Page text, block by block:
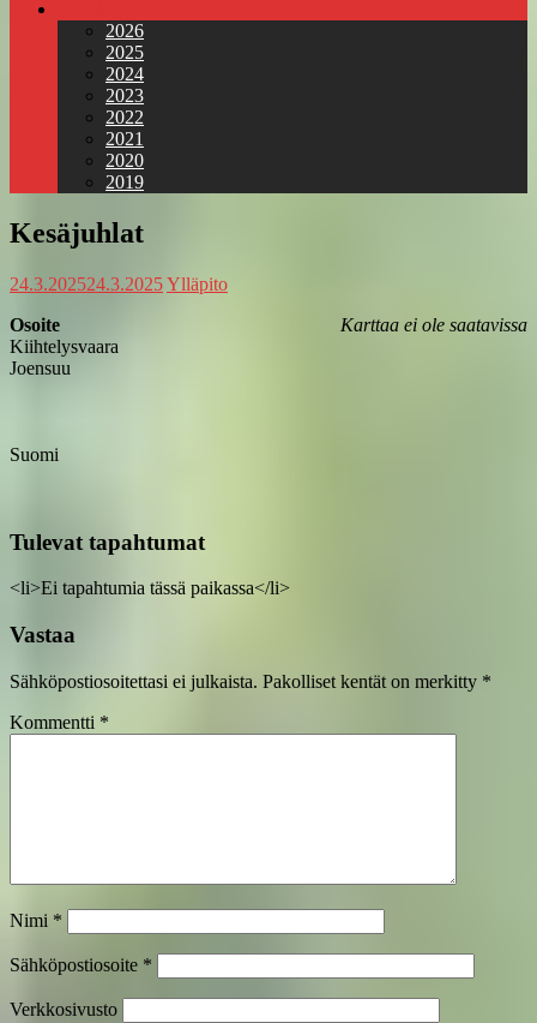
2026
2025
2024
2023
2022
2021
2020
2019
Kesäjuhlat
24.3.202524.3.2025Ylläpito
Karttaa ei ole saatavissa
Osoite
Kiihtelysvaara
Joensuu
Suomi
Tulevat tapahtumat
<li>Ei tapahtumia tässä paikassa</li>
Vastaa
Sähköpostiosoitettasi ei julkaista. Pakolliset kentät on merkitty *
Kommentti *
Nimi *
Sähköpostiosoite *
Verkkosivusto